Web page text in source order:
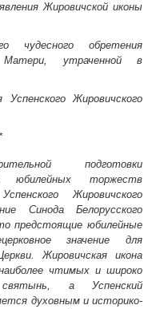
Жировичской иконы
чудесного обретения
утраченной в
Жировичского
подготовки
юбилейных торжеств
Жировичского
Синода Белорусского
предстоящие юбилейные
значение для
Жировичская икона
чтимых и широко
святынь, а Успенский
духовным и историко-